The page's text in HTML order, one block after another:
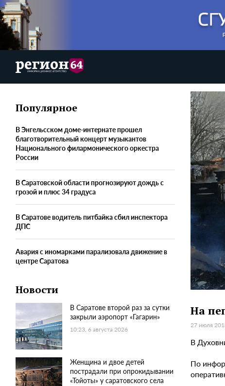
Популярное
В Энгельсском доме-интернате прошел
благотворительный концерт музыкантов
Национального филармонического оркестра
России
В Саратовской области прогнозируют дождь с
грозой и плюс 34 градуса
В Саратове водитель питбайка сбил инспектора
ДПС
Авария с иномарками парализовала движение в
центре Саратова
Новости
В Саратове второй раз за сутки
закрыли аэропорт «Гагарин»
10:23, 6 августа 2026
Женщина и двое детей
пострадали при опрокидывании
«Тойоты» у саратовского села
На
27 июля
В
По